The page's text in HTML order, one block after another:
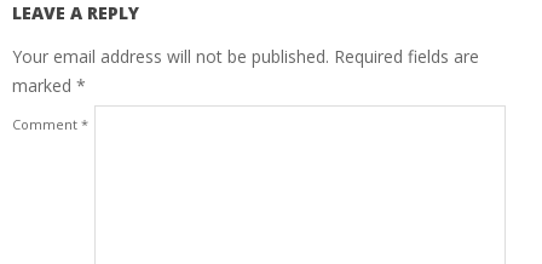
LEAVE A REPLY
Your email address will not be published. Required fields are
marked *
Comment *